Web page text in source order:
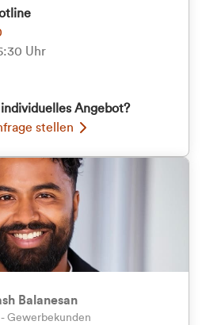
Uhr
Angebot?
stellen
Balanesan
Gewerbekunden